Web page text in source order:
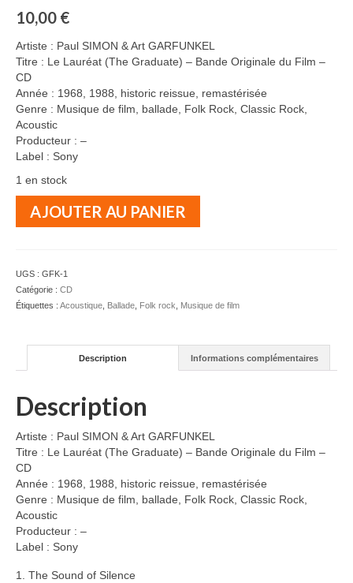
10,00 €
Artiste : Paul SIMON & Art GARFUNKEL
Titre : Le Lauréat (The Graduate) – Bande Originale du Film –
CD
Année : 1968, 1988, historic reissue, remastérisée
Genre : Musique de film, ballade, Folk Rock, Classic Rock,
Acoustic
Producteur : –
Label : Sony
1 en stock
Le
Lauréat
Graduate)
Film
AJOUTER AU PANIER
UGS : GFK-1
Catégorie : CD
Étiquettes : Acoustique Ballade Folk rock Musique de film
Description Informations complémentaires
Description
Artiste : Paul SIMON & Art GARFUNKEL
Titre : Le Lauréat (The Graduate) – Bande Originale du Film –
CD
Année : 1968, 1988, historic reissue, remastérisée
Genre : Musique de film, ballade, Folk Rock, Classic Rock,
Acoustic
Producteur : –
Label : Sony
1. The Sound of Silence